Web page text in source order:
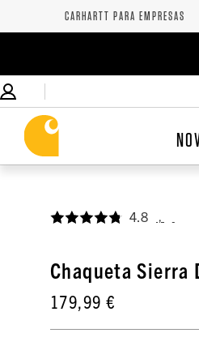
CARHARTT PARA EMPRESAS
4.8
Chaqueta Sierra
179,99 €